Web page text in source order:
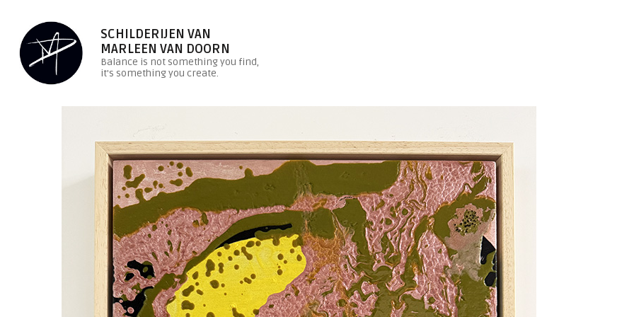
SCHILDERIJEN VAN
MARLEEN VAN DOORN
Balance is not something you find,
it's something you create.